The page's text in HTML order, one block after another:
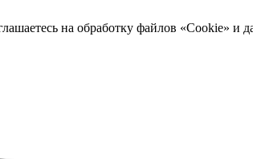
на обработку файлов «Cookie» и